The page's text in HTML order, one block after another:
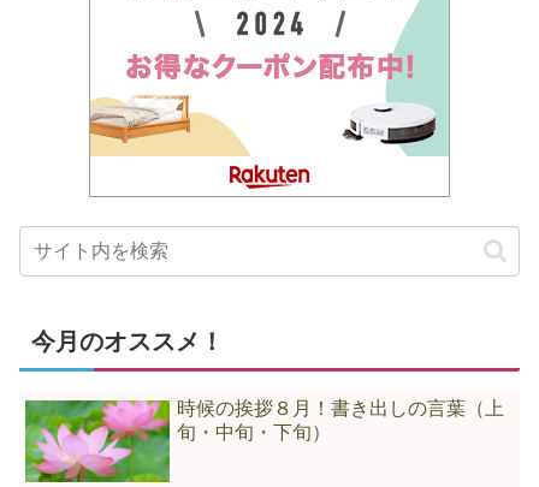
今月のオススメ！
時候の挨拶８月！書き出しの言葉（上
旬・中旬・下旬）